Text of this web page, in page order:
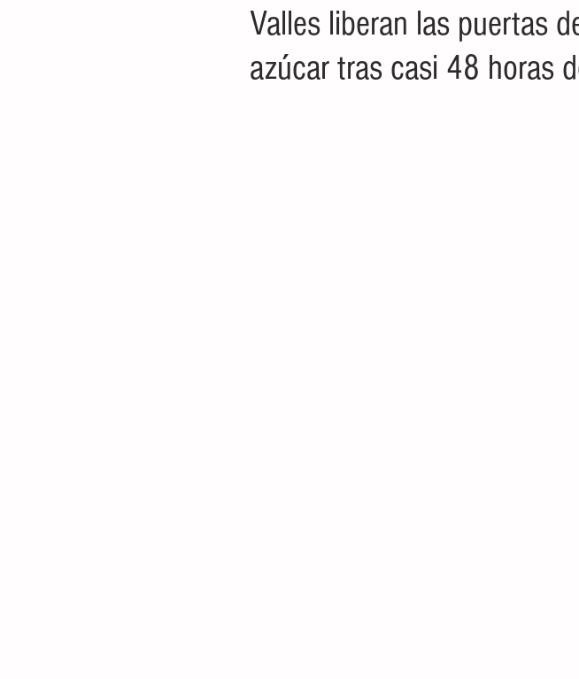
Valles liberan las puertas
azúcar tras casi 48 horas